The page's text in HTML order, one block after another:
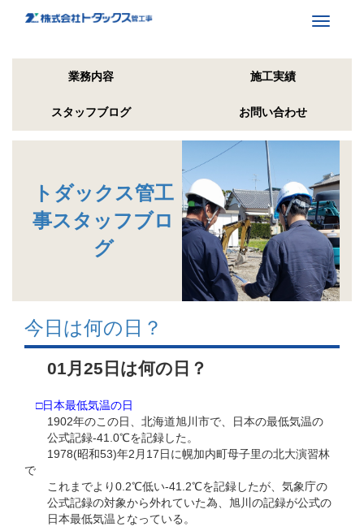
Toggle
業務内容 施工実績
スタッフブログ お問い合わせ
トダックス管工
事スタッフブロ
グ
今日は何の日？
01月25日は何の日？
□日本最低気温の日
1902年のこの日、北海道旭川市で、日本の最低気温の
公式記録-41.0℃を記録した。
1978(昭和53)年2月17日に幌加内町母子里の北大演習林
で
これまでより0.2℃低い-41.2℃を記録したが、気象庁の
公式記録の対象から外れていた為、旭川の記録が公式の
日本最低気温となっている。